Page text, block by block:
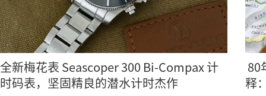
全新梅花表 Seascoper 300 Bi-Compax 计
时码表，坚固精良的潜水计时杰作
80
释